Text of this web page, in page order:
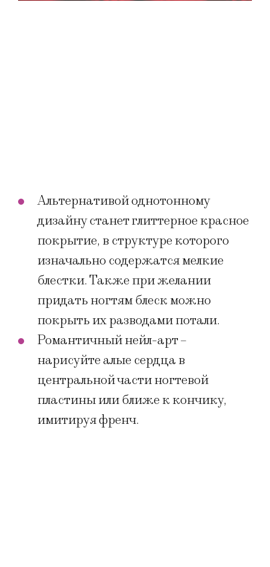
Альтернативой однотонному
дизайну станет глиттерное красное
покрытие, в структуре которого
изначально содержатся мелкие
блестки. Также при желании
придать ногтям блеск можно
покрыть их разводами потали.
Романтичный нейл-арт –
нарисуйте алые сердца в
центральной части ногтевой
пластины или ближе к кончику,
имитируя френч.